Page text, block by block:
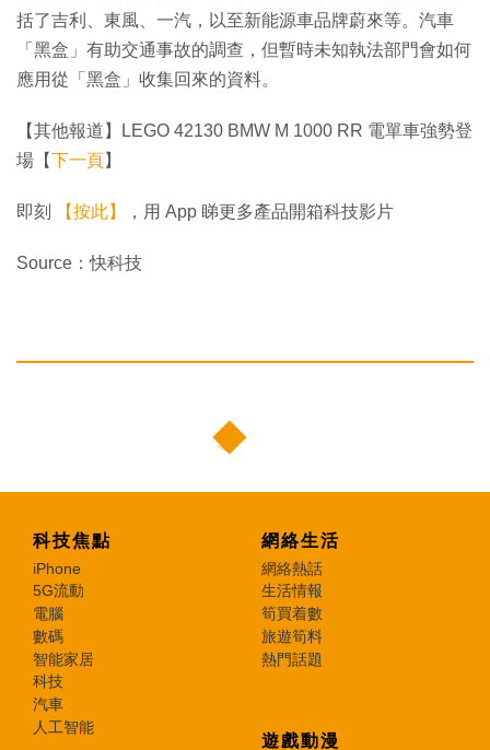
括了吉利、東風、一汽，以至新能源車品牌蔚來等。汽車
「黑盒」有助交通事故的調查，但暫時未知執法部門會如何
應用從「黑盒」收集回來的資料。
【其他報道】LEGO 42130 BMW M 1000 RR 電單車強勢登
場【下一頁】
即刻 【按此】 ，用 App 睇更多產品開箱科技影片
Source：快科技
科技焦點
iPhone
5G流動
電腦
數碼
智能家居
科技
汽車
人工智能
網絡生活
網絡熱話
生活情報
筍買着數
旅遊筍料
熱門話題
遊戲動漫